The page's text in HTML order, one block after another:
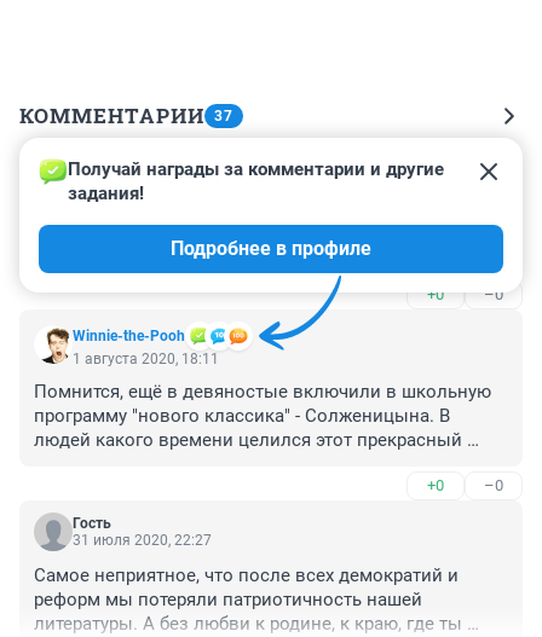
КОММЕНТАРИИ 37
Гость
5 августа 2020, 08:28
Бестолочь одноклеточная. ''Ротожопа'', как Пелевин
писал. Типичный представитель общества будущего.
+0 –0
Winnie-the-Pooh
Получай награды за комментарии и другие
задания!
Подробнее в профиле
1 августа 2020, 18:11
Помнится, ещё в девяностые включили в школьную
программу "нового классика" - Солженицына. В
людей какого времени целился этот прекрасный
+0 –0
Гость
31 июля 2020, 22:27
Самое неприятное, что после всех демократий и
реформ мы потеряли патриотичность нашей
литературы. А без любви к родине, к краю, где ты